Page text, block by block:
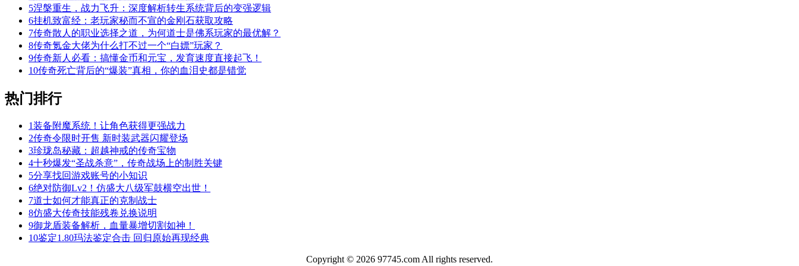
5涅槃重生，战力飞升：深度解析转生系统背后的变强逻辑
6挂机致富经：老玩家秘而不宣的金刚石获取攻略
7传奇散人的职业选择之道，为何道士是佛系玩家的最优解？
8传奇氪金大佬为什么打不过一个“白嫖”玩家？
9传奇新人必看：搞懂金币和元宝，发育速度直接起飞！
10传奇死亡背后的“爆装”真相，你的血泪史都是错觉
热门排行
1装备附魔系统！让角色获得更强战力
2传奇令限时开售 新时装武器闪耀登场
3珍珑岛秘藏：超越神戒的传奇宝物
4十秒爆发“圣战杀意”，传奇战场上的制胜关键
5分享找回游戏账号的小知识
6绝对防御Lv2！仿盛大八级军鼓横空出世！
7道士如何才能真正的克制战士
8仿盛大传奇技能残卷兑换说明
9御龙盾装备解析，血量暴增切割如神！
10鉴定1.80玛法鉴定合击 回归原始再现经典
Copyright © 2026 97745.com All rights reserved.